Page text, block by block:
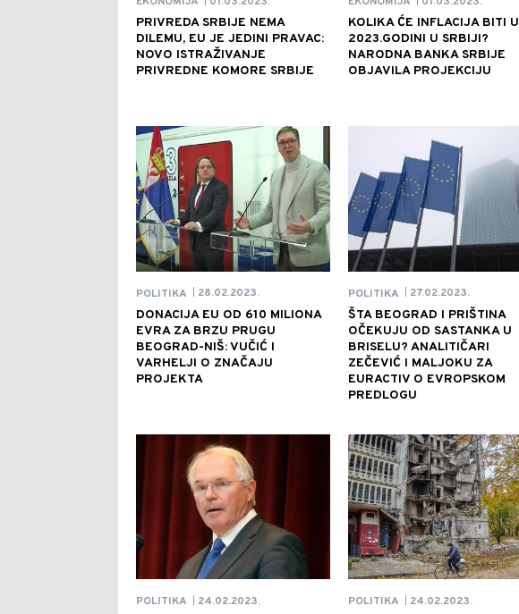
PRIVREDA SRBIJE NEMA
DILEMU, EU JE JEDINI PRAVAC:
NOVO ISTRAŽIVANJE
PRIVREDNE KOMORE SRBIJE
KOLIKA ĆE INFLACIJA BITI U
2023.GODINI U SRBIJI?
NARODNA BANKA SRBIJE
OBJAVILA PROJEKCIJU
POLITIKA 28.02.2023.
DONACIJA EU OD 610 MILIONA
EVRA ZA BRZU PRUGU
BEOGRAD-NIŠ: VUČIĆ I
VARHELJI O ZNAČAJU
PROJEKTA
POLITIKA 27.02.2023.
ŠTA BEOGRAD I PRIŠTINA
OČEKUJU OD SASTANKA U
BRISELU? ANALITIČARI
ZEČEVIĆ I MALJOKU ZA
EURACTIV O EVROPSKOM
PREDLOGU
POLITIKA 24.02.2023. POLITIKA 24.02.2023.